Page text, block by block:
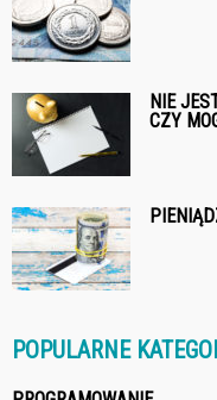
NIE
CZY
POPULARNE